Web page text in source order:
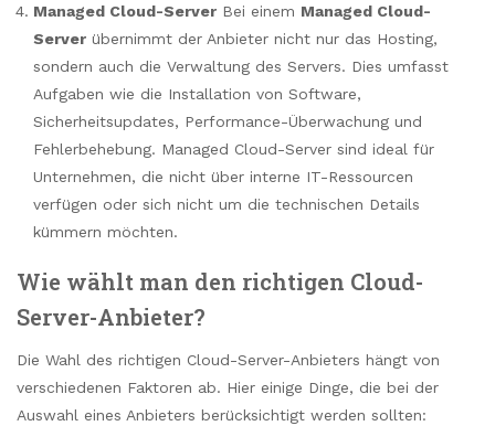
Managed Cloud-Server Bei einem Managed Cloud-
Server übernimmt der Anbieter nicht nur das Hosting,
sondern auch die Verwaltung des Servers. Dies umfasst
Aufgaben wie die Installation von Software,
Sicherheitsupdates, Performance-Überwachung und
Fehlerbehebung. Managed Cloud-Server sind ideal für
Unternehmen, die nicht über interne IT-Ressourcen
verfügen oder sich nicht um die technischen Details
kümmern möchten.
Wie wählt man den richtigen Cloud-
Server-Anbieter?
Die Wahl des richtigen Cloud-Server-Anbieters hängt von
verschiedenen Faktoren ab. Hier einige Dinge, die bei der
Auswahl eines Anbieters berücksichtigt werden sollten: